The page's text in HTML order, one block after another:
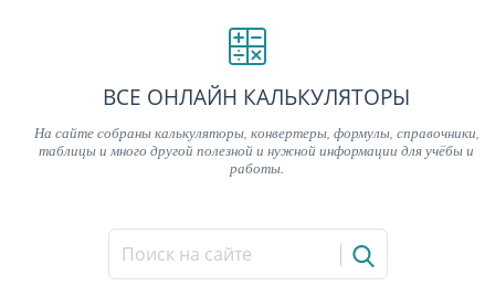
ВСЕ ОНЛАЙН КАЛЬКУЛЯТОРЫ
На сайте собраны калькуляторы, конвертеры, формулы, справочники,
таблицы и много другой полезной и нужной информации для учёбы и
работы.